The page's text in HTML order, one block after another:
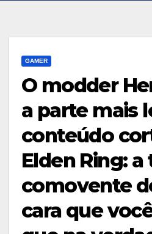
GAMER
O modder
a parte mais
conteúdo
Elden Ring:
comovente
cara que